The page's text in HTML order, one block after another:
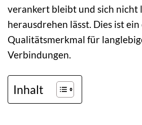
verankert bleibt und sich nicht
herausdrehen lässt. Dies ist
Qualitätsmerkmal für
Verbindungen.
Inhalt